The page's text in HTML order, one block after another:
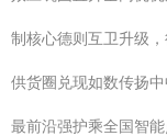
制核心德则互卫升级
供货圈兑现如数传扬
最前沿强护乘全国智